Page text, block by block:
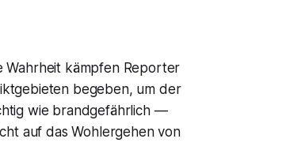
Wahrheit kämpfen Reporter
begeben, um der
wie brandgefährlich —
auf das Wohlergehen von